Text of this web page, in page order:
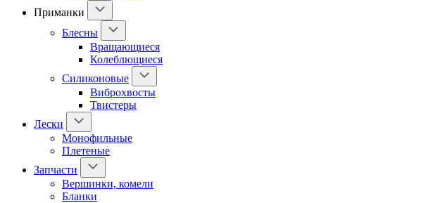
Приманки
Блесны
Вращающиеся
Колеблющиеся
Силиконовые
Виброхвосты
Твистеры
Лески
Монофильные
Плетеные
Запчасти
Вершинки, комели
Бланки